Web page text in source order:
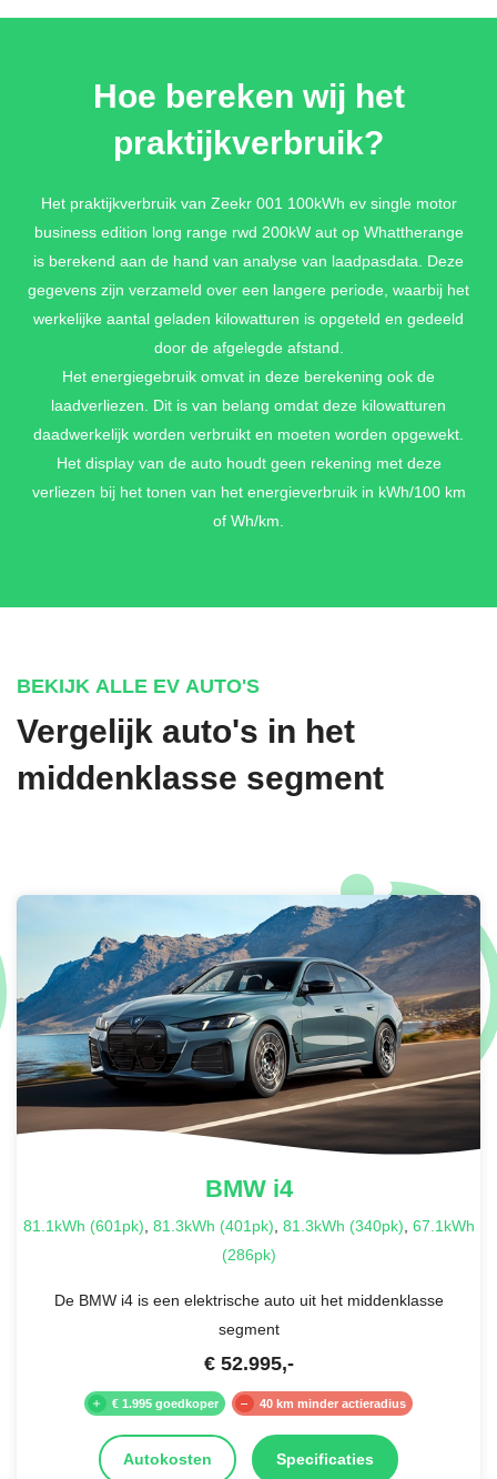
Hoe bereken wij het
praktijkverbruik?
Het praktijkverbruik van Zeekr 001 100kWh ev single motor
business edition long range rwd 200kW aut op Whattherange
is berekend aan de hand van analyse van laadpasdata. Deze
gegevens zijn verzameld over een langere periode, waarbij het
werkelijke aantal geladen kilowatturen is opgeteld en gedeeld
door de afgelegde afstand.
Het energiegebruik omvat in deze berekening ook de
laadverliezen. Dit is van belang omdat deze kilowatturen
daadwerkelijk worden verbruikt en moeten worden opgewekt.
Het display van de auto houdt geen rekening met deze
verliezen bij het tonen van het energieverbruik in kWh/100 km
of Wh/km.
BEKIJK ALLE EV AUTO'S
Vergelijk auto's in het
middenklasse segment
BMWi4
81.1kWh (601pk), 81.3kWh (401pk), 81.3kWh (340pk), 67.1kWh
(286pk)
De BMW i4 is een elektrische auto uit het middenklasse
segment
€ 52.995,-
€ 1.995 goedkoper 40 km minder actieradius
Autokosten Specificaties